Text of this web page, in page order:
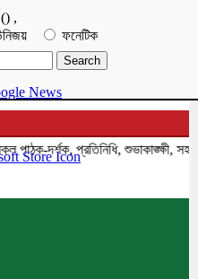
() ,
ফনেটিক
দর্শক, প্রতিনিধি, শুভাকাঙ্ক্ষী,